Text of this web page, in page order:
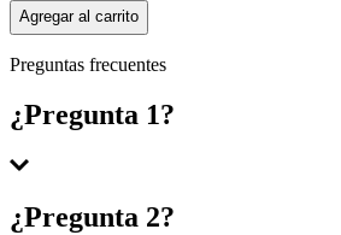
Agregar al carrito
Preguntas frecuentes
¿Pregunta 1?
Respuesta 1
¿Pregunta 2?